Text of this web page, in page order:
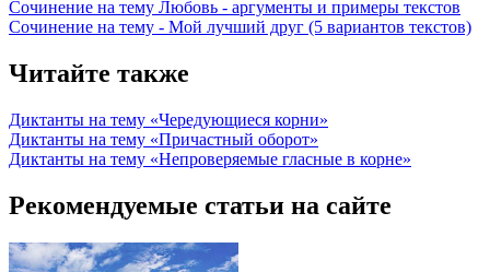
Сочинение на тему Любовь - аргументы и примеры текстов
Сочинение на тему - Мой лучший друг (5 вариантов текстов)
Читайте также
Диктанты на тему «Чередующиеся корни»
Диктанты на тему «Причастный оборот»
Диктанты на тему «Непроверяемые гласные в корне»
Рекомендуемые статьи на сайте